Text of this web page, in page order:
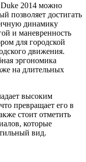
2014 можно
позволяет достигать
динамику
и маневренность
для городской
движения.
эргономика
на длительных
высоким
превращает его в
стоит отметить
которые
вид.